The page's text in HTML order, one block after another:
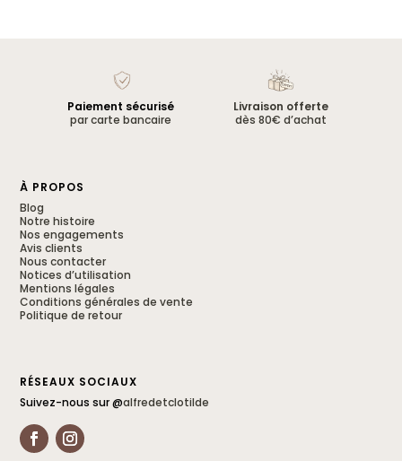
Paiement sécurisé
par carte bancaire
Livraison offerte
dès 80€ d’achat
À PROPOS
Blog
Notre histoire
Nos engagements
Avis clients
Nous contacter
Notices d’utilisation
Mentions légales
Conditions générales de vente
Politique de retour
RÉSEAUX SOCIAUX
Suivez-nous sur @alfredetclotilde